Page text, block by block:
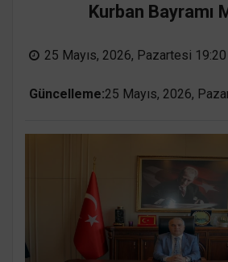
Kurban Bayramı
25 Mayıs, 2026, Pazartesi 19:20
Güncelleme:25 Mayıs, 2026,